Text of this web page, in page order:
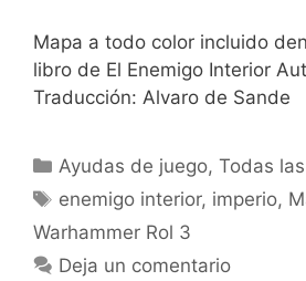
Mapa a todo color incluido
libro de El Enemigo Interior
Traducción: Alvaro de Sande
Categorías
Ayudas de juego,Todas
Etiquetas
enemigo interior, imperio,
Warhammer Rol 3
Deja un comentario